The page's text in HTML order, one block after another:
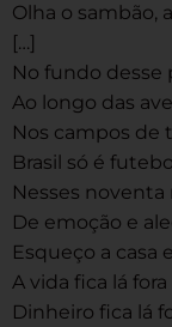
Olha o sambão,
[…]
No fundo desse
Ao longo das
Nos campos de
Brasil só é
Nesses
De emoção e
Esqueço a casa
A vida fica lá fora
Dinheiro fica lá